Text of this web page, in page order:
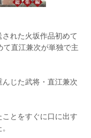
れた火坂作品初めて
直江兼次が単独で主
じた武将・直江兼次
とをすぐに口に出す